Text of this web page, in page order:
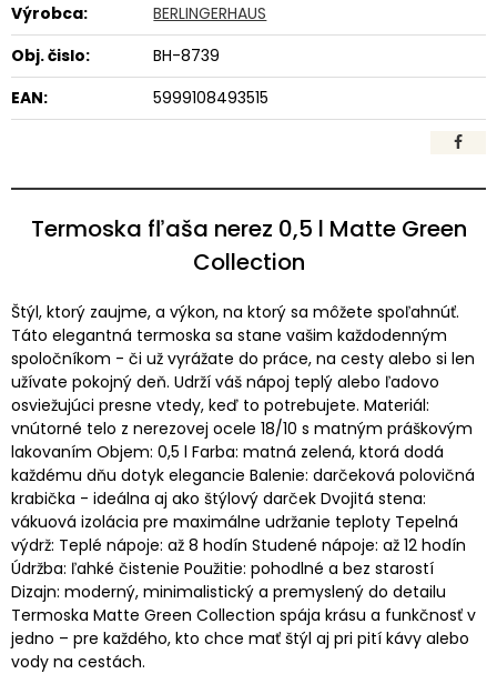
Výrobca:
BERLINGERHAUS
Obj. čislo:
BH-8739
EAN:
5999108493515
Termoska fľaša nerez 0,5 l Matte Green
Collection
Štýl, ktorý zaujme, a výkon, na ktorý sa môžete spoľahnúť.
Táto elegantná termoska sa stane vašim každodenným
spoločníkom - či už vyrážate do práce, na cesty alebo si len
užívate pokojný deň. Udrží váš nápoj teplý alebo ľadovo
osviežujúci presne vtedy, keď to potrebujete. Materiál:
vnútorné telo z nerezovej ocele 18/10 s matným práškovým
lakovaním Objem: 0,5 l Farba: matná zelená, ktorá dodá
každému dňu dotyk elegancie Balenie: darčeková polovičná
krabička - ideálna aj ako štýlový darček Dvojitá stena:
vákuová izolácia pre maximálne udržanie teploty Tepelná
výdrž: Teplé nápoje: až 8 hodín Studené nápoje: až 12 hodín
Údržba: ľahké čistenie Použitie: pohodlné a bez starostí
Dizajn: moderný, minimalistický a premyslený do detailu
Termoska Matte Green Collection spája krásu a funkčnosť v
jedno – pre každého, kto chce mať štýl aj pri pití kávy alebo
vody na cestách.